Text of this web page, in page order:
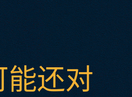
能还对